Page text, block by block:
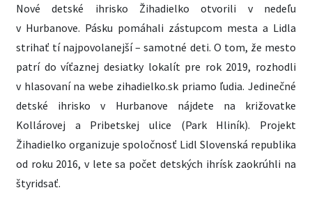
Nové detské ihrisko Žihadielko otvorili v nedeľu
v Hurbanove. Pásku pomáhali zástupcom mesta a Lidla
strihať tí najpovolanejší – samotné deti. O tom, že mesto
patrí do víťaznej desiatky lokalít pre rok 2019, rozhodli
v hlasovaní na webe zihadielko.sk priamo ľudia. Jedinečné
detské ihrisko v Hurbanove nájdete na križovatke
Kollárovej a Pribetskej ulice (Park Hliník). Projekt
Žihadielko organizuje spoločnosť Lidl Slovenská republika
od roku 2016, v lete sa počet detských ihrísk zaokrúhli na
štyridsať.